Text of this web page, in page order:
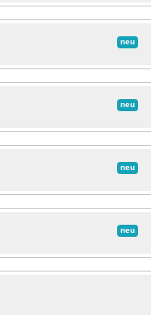
neu
neu
neu
neu